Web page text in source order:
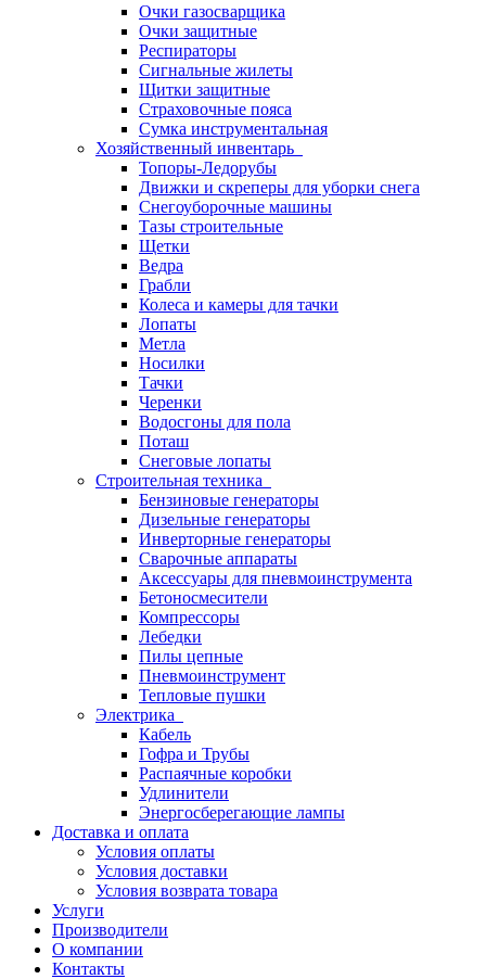
Очки газосварщика
Очки защитные
Респираторы
Сигнальные жилеты
Щитки защитные
Страховочные пояса
Сумка инструментальная
Хозяйственный инвентарь
Топоры-Ледорубы
Движки и скреперы для уборки снега
Снегоуборочные машины
Тазы строительные
Щетки
Ведра
Грабли
Колеса и камеры для тачки
Лопаты
Метла
Носилки
Тачки
Черенки
Водосгоны для пола
Поташ
Снеговые лопаты
Строительная техника
Бензиновые генераторы
Дизельные генераторы
Инверторные генераторы
Сварочные аппараты
Аксессуары для пневмоинструмента
Бетоносмесители
Компрессоры
Лебедки
Пилы цепные
Пневмоинструмент
Тепловые пушки
Электрика
Кабель
Гофра и Трубы
Распаячные коробки
Удлинители
Энергосберегающие лампы
Доставка и оплата
Условия оплаты
Условия доставки
Условия возврата товара
Услуги
Производители
О компании
Контакты